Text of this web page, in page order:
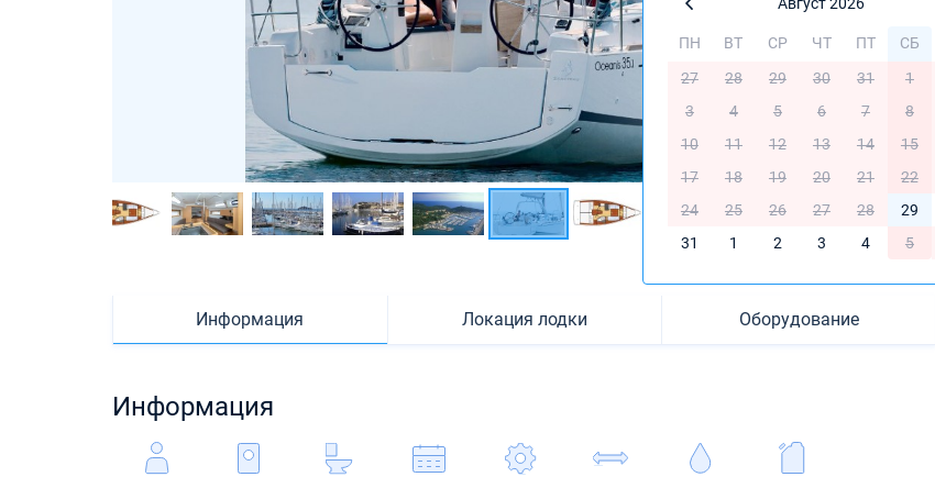
Информация Локация лодки Оборудование
Информация
ПН ВТ СР ЧТ ПТ СБ
27
28 29 30 31 1
3
4 5 6 7 8
10
11 12 13 14 15
17
18 19 20 21 22
24
25 26 27 28 29
31
1 2 3 4 5